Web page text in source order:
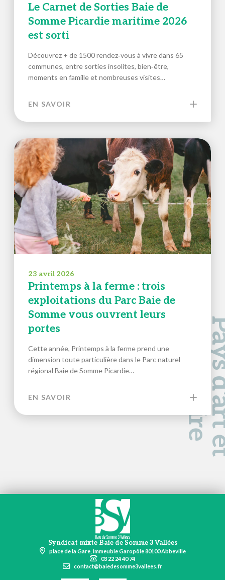
Le Carnet de Sorties Baie de
Somme Picardie maritime 2026
est sorti
Découvrez + de 1500 rendez‑vous à vivre dans 65
communes, entre sorties insolites, bien‑être,
moments en famille et nombreuses visites…
EN SAVOIR
23 avril 2026
Printemps à la ferme : trois
exploitations du Parc Baie de
Somme vous ouvrent leurs
portes
Cette année, Printemps à la ferme prend une
dimension toute particulière dans le Parc naturel
régional Baie de Somme Picardie…
EN SAVOIR a
d
e
Syndicat mixte Baie de Somme 3 Vallées
place de la Gare, Immeuble Garopôle 80100 Abbeville
03 22 24 40 74
contact@baiedesomme3vallees.fr